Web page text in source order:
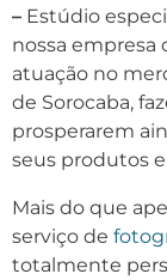
– Estúdio
nossa empresa
atuação no
de Sorocaba,
prosperarem
seus produtos
Mais do que
serviço de
totalmente